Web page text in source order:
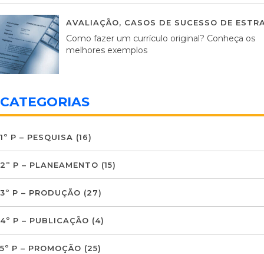
AVALIAÇÃO, CASOS DE SUCESSO DE
Como fazer um currículo original? Conheça os
melhores exemplos
CATEGORIAS
1º P – PESQUISA (16)
2º P – PLANEAMENTO (15)
3º P – PRODUÇÃO (27)
4º P – PUBLICAÇÃO (4)
5º P – PROMOÇÃO (25)